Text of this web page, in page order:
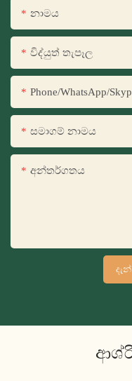
නාමය
විද්යුත් තැපෑල
Phone/WhatsApp/
සමාගම් නාමය
අන්තර්ගතය